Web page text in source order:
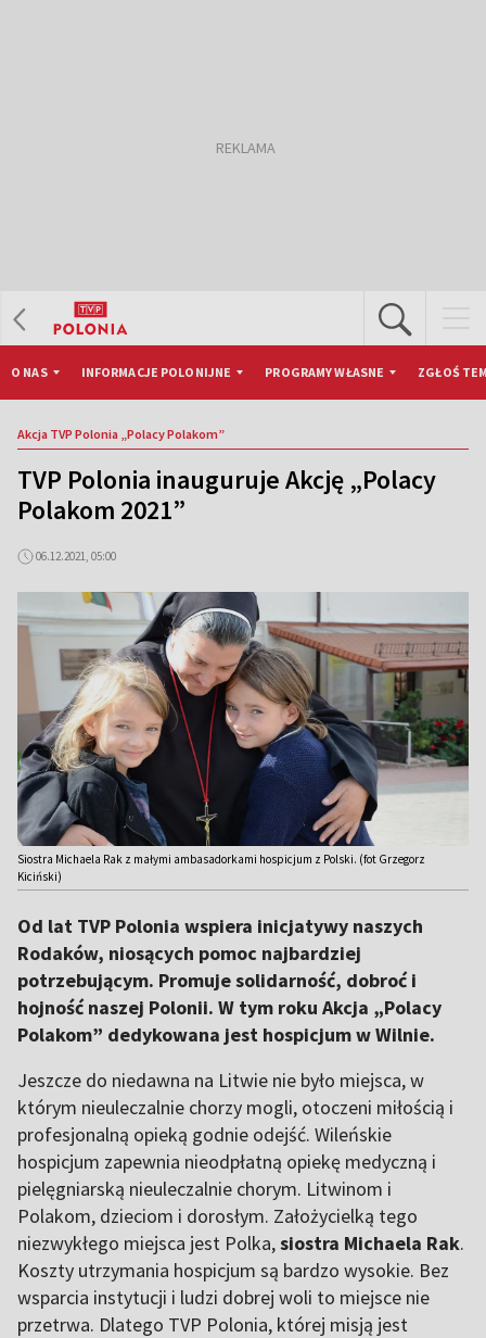
O NAS INFORMACJE POLONIJNE PROGRAMY WŁASNE ZGŁOŚ
Akcja TVP Polonia „Polacy Polakom”
TVP Polonia inauguruje Akcję „Polacy
Polakom 2021”
06.12.2021, 05:00
Siostra Michaela Rak z małymi ambasadorkami hospicjum z Polski. (fot Grzegorz
Kiciński)
Od lat TVP Polonia wspiera inicjatywy naszych
Rodaków, niosących pomoc najbardziej
potrzebującym. Promuje solidarność, dobroć i
hojność naszej Polonii. W tym roku Akcja „Polacy
Polakom” dedykowana jest hospicjum w Wilnie.
Jeszcze do niedawna na Litwie nie było miejsca, w
którym nieuleczalnie chorzy mogli, otoczeni miłością i
profesjonalną opieką godnie odejść. Wileńskie
hospicjum zapewnia nieodpłatną opiekę medyczną i
pielęgniarską nieuleczalnie chorym. Litwinom i
Polakom, dzieciom i dorosłym. Założycielką tego
niezwykłego miejsca jest Polka,siostra Michaela Rak.
Koszty utrzymania hospicjum są bardzo wysokie. Bez
wsparcia instytucji i ludzi dobrej woli to miejsce nie
przetrwa. Dlatego TVP Polonia, której misją jest